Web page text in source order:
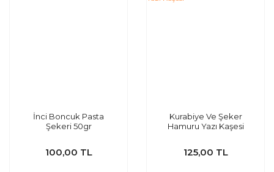
İnci Boncuk Pasta
Şekeri 50gr
100,00 TL
Kurabiye Ve Şeker
Hamuru Yazı Kaşesi
125,00 TL